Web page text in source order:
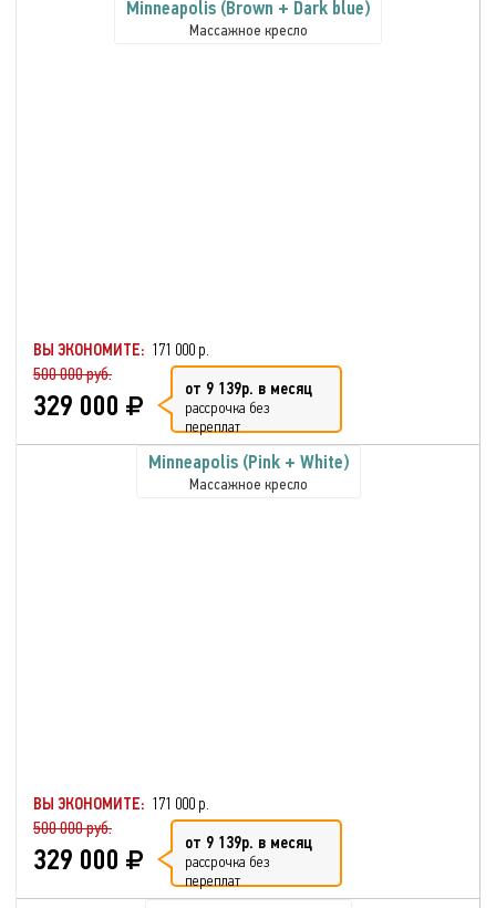
Minneapolis (Brown + Dark blue)
Массажное кресло
ВЫ ЭКОНОМИТЕ: 171 000 р.
500 000 руб.
329 000 от 9 139р. в месяц
рассрочка без
переплат
Minneapolis (Pink + White)
Массажное кресло
ВЫ ЭКОНОМИТЕ: 171 000 р.
500 000 руб.
329 000 от 9 139р. в месяц
рассрочка без
переплат